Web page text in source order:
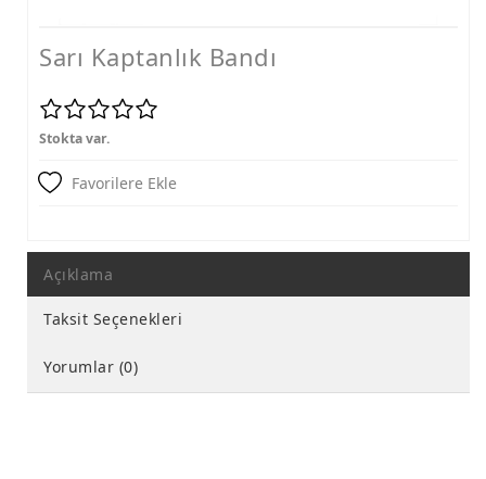
Sarı Kaptanlık Bandı
Stokta var.
Favorilere Ekle
Açıklama
Taksit Seçenekleri
Yorumlar (0)